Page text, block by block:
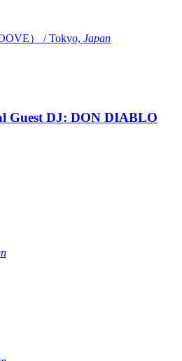
） / Tokyo, Japan
Guest DJ: DON DIABLO